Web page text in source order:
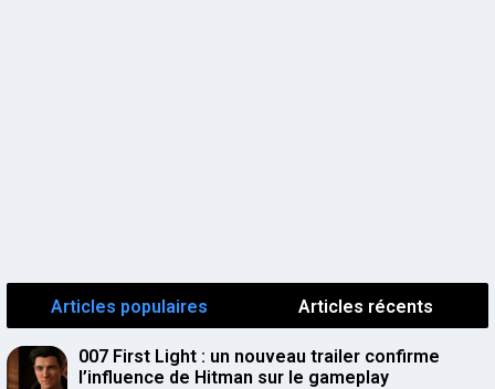
Articles populaires Articles récents
007 First Light : un nouveau trailer confirme
l’influence de Hitman sur le gameplay